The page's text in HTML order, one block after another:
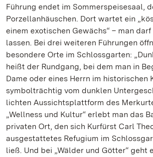
Führung endet im Sommerspeisesaal,
Porzellanhäuschen. Dort wartet ein
einem exotischen Gewächs“ – man
lassen. Bei drei weiteren Führungen
besondere Orte im Schlossgarten:
heißt der Rundgang, bei dem man in
Dame oder eines Herrn im historischen
symbolträchtig vom dunklen
lichten Aussichtsplattform des
„Wellness und Kultur“ erlebt man das
privaten Ort, den sich Kurfürst Carl
ausgestattetes Refugium im
ließ. Und bei „Wälder und Götter“ geht